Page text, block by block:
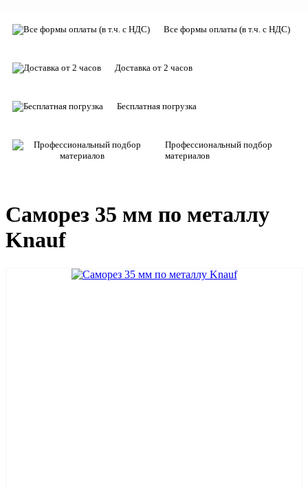
Все формы оплаты (в т.ч. с НДС)
Доставка от 2 часов
Бесплатная погрузка
Профессиональный подбор
материалов
Саморез 35 мм по металлу
Knauf